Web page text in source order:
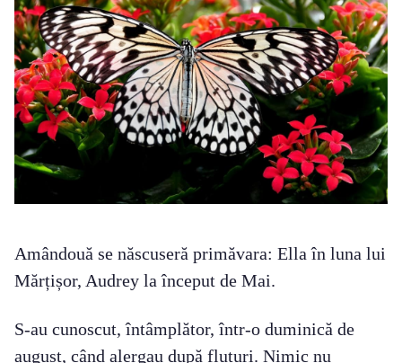
Amândouă se născuseră primăvara: Ella în luna lui
Mărțișor, Audrey la început de Mai.
S-au cunoscut, întâmplător, într-o duminică de
august, când alergau după fluturi. Nimic nu